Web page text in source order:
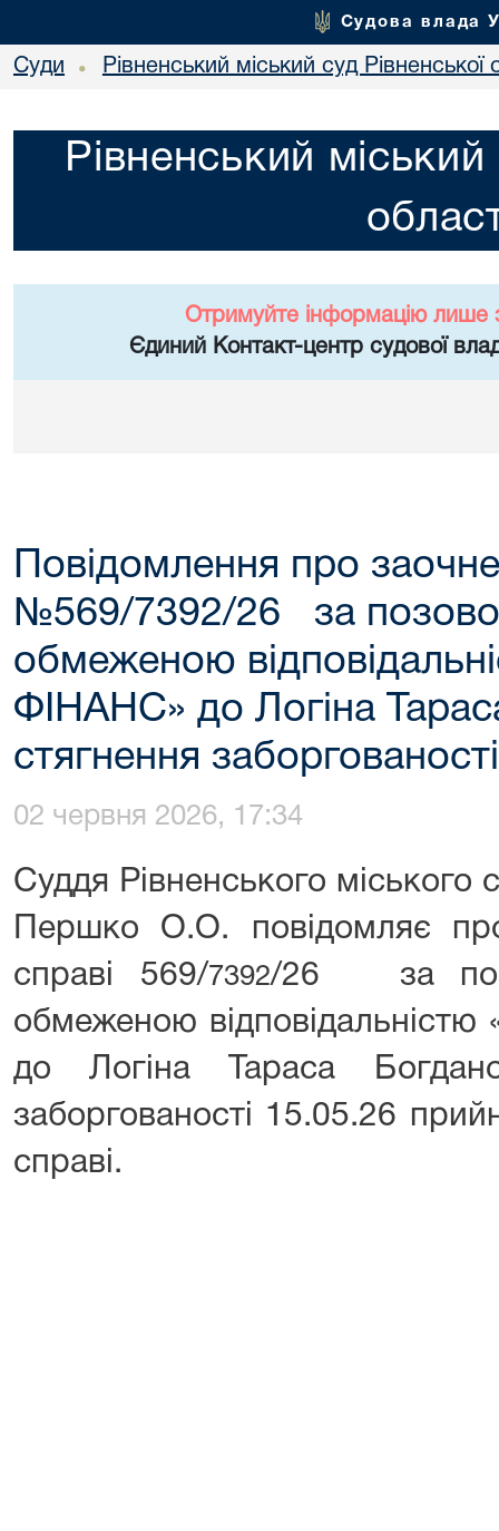
Судова влада
Суди • Рівненський міський суд Рівненської
Рівненський міський
Отримуйте інформацію лише
Єдиний Контакт-центр судової
Повідомлення про
№569/7392/26 за
обмеженою
ФІНАНС» до Логіна
стягнення
02 червня 2026, 17:34
Суддя Рівненського міського
Першко О.О. повідомляє
справі 569/7392/26 за
обмеженою
до Логіна Тараса
заборгованості 15.05.26
справі.